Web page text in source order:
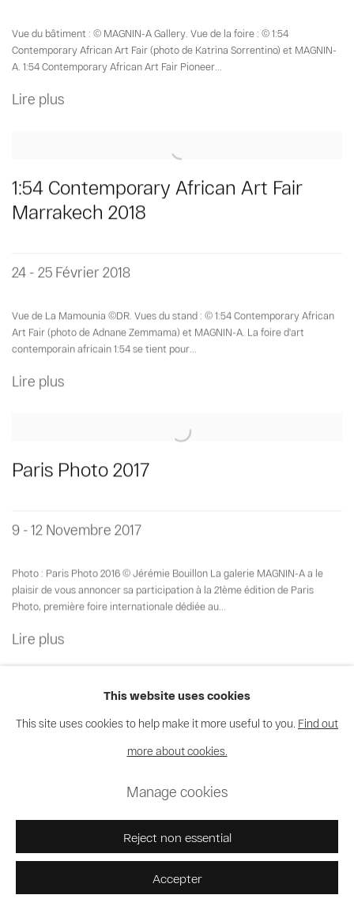
Vue du bâtiment : © MAGNIN-A Gallery. Vue de la foire : © 1:54
Contemporary African Art Fair (photo de Katrina Sorrentino) et MAGNIN-
A. 1:54 Contemporary African Art Fair Pioneer...
Lire plus
1:54 Contemporary African Art Fair
Marrakech 2018
24 - 25 Février 2018
Vue de La Mamounia ©DR. Vues du stand : © 1:54 Contemporary African
Art Fair (photo de Adnane Zemmama) et MAGNIN-A. La foire d'art
contemporain africain 1:54 se tient pour...
Lire plus
Paris Photo 2017
9 - 12 Novembre 2017
Photo : Paris Photo 2016 © Jérémie Bouillon La galerie MAGNIN-A a le
plaisir de vous annoncer sa participation à la 21ème édition de Paris
Photo, première foire internationale dédiée au...
Lire plus
1:54 Contemporary African Art Fair
La célèbre foire internationale 1:54, dédiée à l'art contemporain africain,
présente : Steve Bandoma , Chéri Samba , Romuald Hazoumè...
This website uses cookies
This site uses cookies to help make it more useful to you. Find out
more about cookies.
Manage cookies
Reject non essential
Accepter